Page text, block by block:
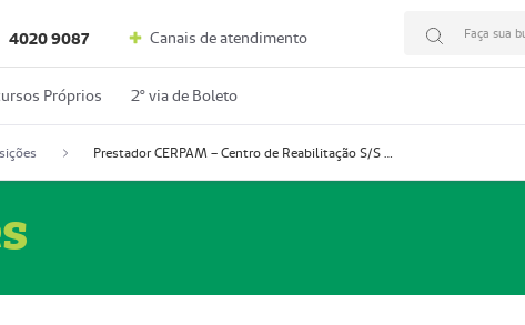
4020 9087 Canais de atendimento Faça sua
Próprios 2º via de Boleto
Prestador CERPAM – Centro de Reabilitação S/S Ltda-ME (52004274-8)